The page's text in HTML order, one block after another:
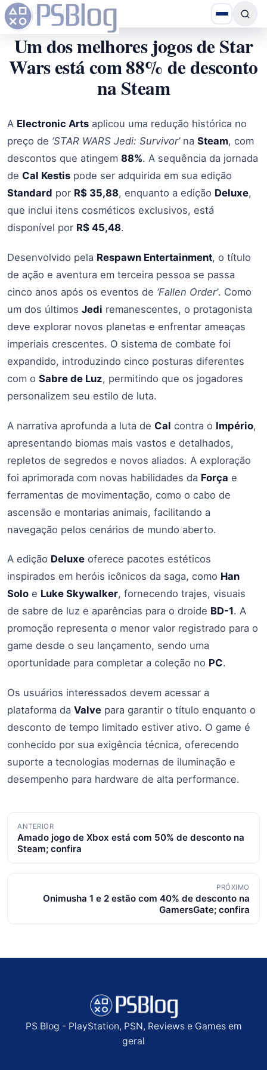
Um dos melhores jogos de Star
Wars está com 88% de desconto
na Steam
A Electronic Arts aplicou uma redução histórica no
preço de ‘STAR WARS Jedi: Survivor’na Steam, com
descontos que atingem 88%. A sequência da jornada
de Cal Kestis pode ser adquirida em sua edição
Standard por R$ 35,88, enquanto a edição Deluxe,
que inclui itens cosméticos exclusivos, está
disponível por R$ 45,48.
​Desenvolvido pela Respawn Entertainment, o título
de ação e aventura em terceira pessoa se passa
cinco anos após os eventos de ‘Fallen Order’. Como
um dos últimos Jedi remanescentes, o protagonista
deve explorar novos planetas e enfrentar ameaças
imperiais crescentes. O sistema de combate foi
expandido, introduzindo cinco posturas diferentes
com o Sabre de Luz, permitindo que os jogadores
personalizem seu estilo de luta.
​A narrativa aprofunda a luta de Cal contra o Império,
apresentando biomas mais vastos e detalhados,
repletos de segredos e novos aliados. A exploração
foi aprimorada com novas habilidades da Força e
ferramentas de movimentação, como o cabo de
ascensão e montarias animais, facilitando a
navegação pelos cenários de mundo aberto.
​A edição Deluxe oferece pacotes estéticos
inspirados em heróis icônicos da saga, como Han
Solo e Luke Skywalker, fornecendo trajes, visuais
de sabre de luz e aparências para o droide BD-1. A
promoção representa o menor valor registrado para o
game desde o seu lançamento, sendo uma
oportunidade para completar a coleção no PC.
​Os usuários interessados devem acessar a
plataforma da Valve para garantir o título enquanto o
desconto de tempo limitado estiver ativo. O game é
conhecido por sua exigência técnica, oferecendo
suporte a tecnologias modernas de iluminação e
desempenho para hardware de alta performance.
Navegação
de
posts
ANTERIOR
Amado jogo de Xbox está com 50% de desconto na
Steam; confira
PRÓXIMO
Onimusha 1 e 2 estão com 40% de desconto na
GamersGate; confira
PS Blog - PlayStation, PSN, Reviews e Games em
geral